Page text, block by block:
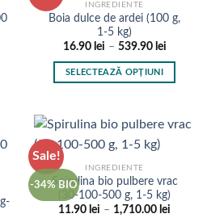
INGREDIENTE
Boia dulce de ardei (100 g,
1-5 kg)
16.90 lei – 539.90 leiInterval
SELECTEAZĂ OPȚIUNI
are
mai
variații.
Opțiunile
pot
Sale!
-34% BIO
INGREDIENTE
Spirulina bio pulbere vrac
(30-100-500 g, 1-5 kg)
11.90 lei – 1,710.00 lei